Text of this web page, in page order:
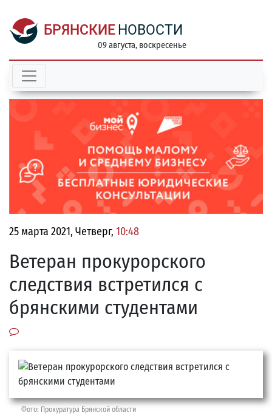
БРЯНСКИЕ НОВОСТИ
09 августа, воскресенье
25 марта 2021, Четверг, 10:48
Ветеран прокурорского
следствия встретился с
брянскими студентами
Фото: Прокуратура Брянской области